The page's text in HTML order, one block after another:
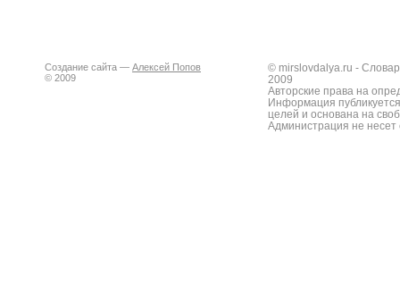
Создание сайта — Алексей Попов
© 2009
© mirslovdalya.ru -
2009
Авторские права на
Информация
целей и основана на
Администрация не несет